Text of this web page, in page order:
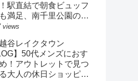
駅直結で朝食ビュッフ
満足、南千里公園の散
楽しめるホテル
views
越谷レイクタウン
】50代メンズにおす
！アウトレットで見つ
大人の休日ショッピン